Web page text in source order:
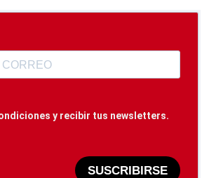
y recibir tus newsletters.
SUSCRIBIRSE